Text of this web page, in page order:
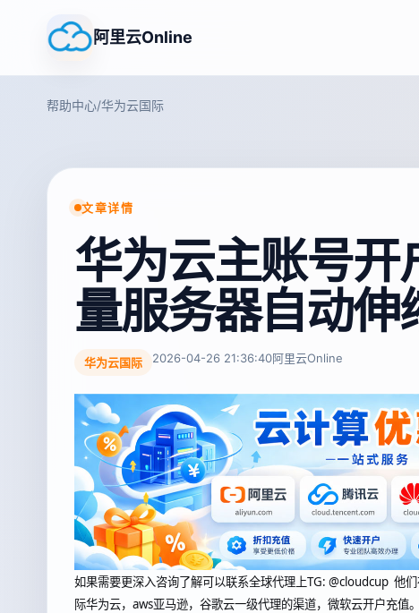
阿里云Online
帮助中心/华为云国际
文章详情
华为云主账号开
量服务器自动伸
华为云国际 2026-04-26 21:36:40阿里云Online
如果需要更深入咨询了解可以联系全球代理上TG: @cloudcup 他
际华为云，aws亚马逊，谷歌云一级代理的渠道，微软云开户充